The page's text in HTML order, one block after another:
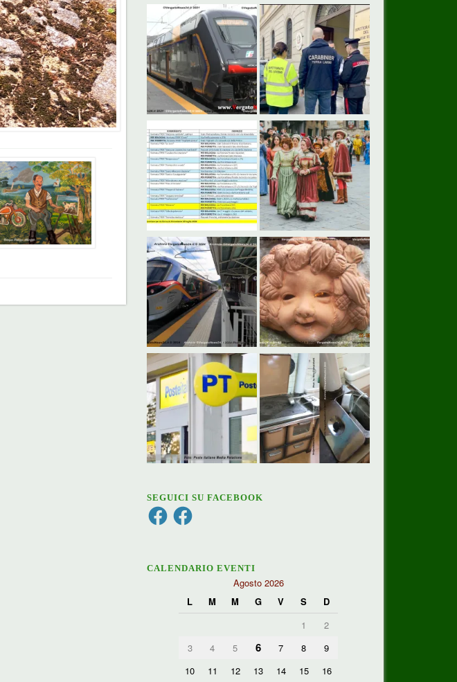
SEGUICI SU FACEBOOK
FacebookFacebook
CALENDARIO EVENTI
Agosto 2026
L
M M G V S
D
1
2
3
4 5 6 7 8
9
10
11 12 13 14 15
16